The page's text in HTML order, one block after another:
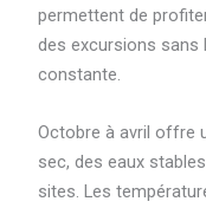
permettent de
des excursions sans
constante.
Octobre à avril offre
sec, des eaux
sites. Les